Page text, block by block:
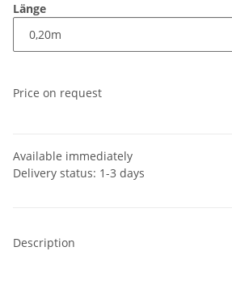
Länge
Price on request
Available immediately
Delivery status: 1-3 days
Description